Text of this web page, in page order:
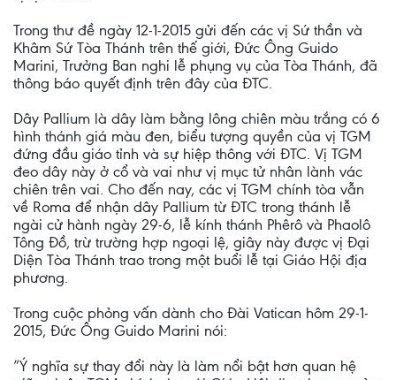
Trong thư đề ngày 12-1-2015 gửi đến các vị Sứ thần và
Khâm Sứ Tòa Thánh trên thế giới, Đức Ông Guido
Marini, Trưởng Ban nghi lễ phụng vụ của Tòa Thánh, đã
thông báo quyết định trên đây của ĐTC.
Dây Pallium là dây làm bằng lông chiên màu trắng có 6
hình thánh giá màu đen, biểu tượng quyền của vị TGM
đứng đầu giáo tỉnh và sự hiệp thông với ĐTC. Vị TGM
đeo dây này ở cổ và vai như vị mục tử nhân lành vác
chiên trên vai. Cho đến nay, các vị TGM chính tòa vẫn
về Roma để nhận dây Pallium từ ĐTC trong thánh lễ
ngài cử hành ngày 29-6, lễ kính thánh Phêrô và Phaolô
Tông Đồ, trừ trường hợp ngoại lệ, giây này được vị Đại
Diện Tòa Thánh trao trong một buổi lễ tại Giáo Hội địa
phương.
Trong cuộc phỏng vấn dành cho Đài Vatican hôm 29-1-
2015, Đức Ông Guido Marini nói:
”Ý nghĩa sự thay đổi này là làm nổi bật hơn quan hệ